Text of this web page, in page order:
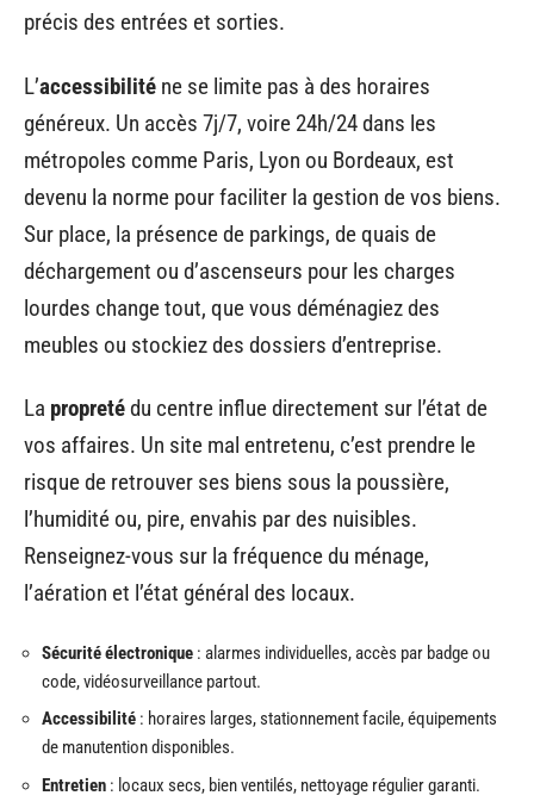
précis des entrées et sorties.
L’accessibilité ne se limite pas à des horaires
généreux. Un accès 7j/7, voire 24h/24 dans les
métropoles comme Paris, Lyon ou Bordeaux, est
devenu la norme pour faciliter la gestion de vos biens.
Sur place, la présence de parkings, de quais de
déchargement ou d’ascenseurs pour les charges
lourdes change tout, que vous déménagiez des
meubles ou stockiez des dossiers d’entreprise.
La propretédu centre influe directement sur l’état de
vos affaires. Un site mal entretenu, c’est prendre le
risque de retrouver ses biens sous la poussière,
l’humidité ou, pire, envahis par des nuisibles.
Renseignez-vous sur la fréquence du ménage,
l’aération et l’état général des locaux.
Sécurité électronique : alarmes individuelles, accès par badge ou
code, vidéosurveillance partout.
Accessibilité : horaires larges, stationnement facile, équipements
de manutention disponibles.
Entretien : locaux secs, bien ventilés, nettoyage régulier garanti.